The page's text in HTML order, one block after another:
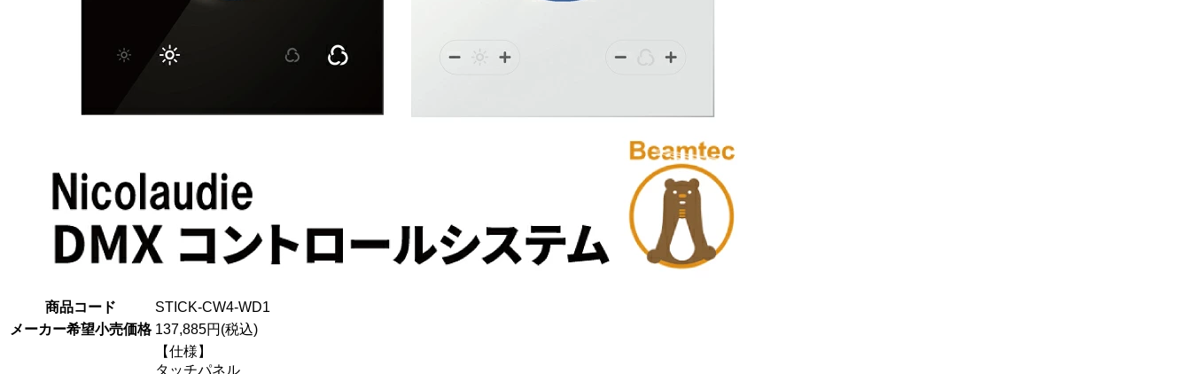
商品コード
STICK-CW4-WD1
メーカー希望小売価格 137,885円(税込)
【仕様】
タッチパネル